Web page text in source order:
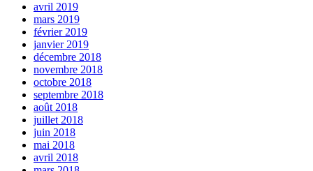
avril 2019
mars 2019
février 2019
janvier 2019
décembre 2018
novembre 2018
octobre 2018
septembre 2018
août 2018
juillet 2018
juin 2018
mai 2018
avril 2018